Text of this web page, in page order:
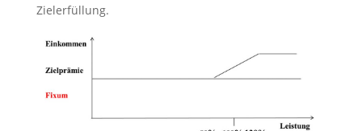
Zielerfüllung.